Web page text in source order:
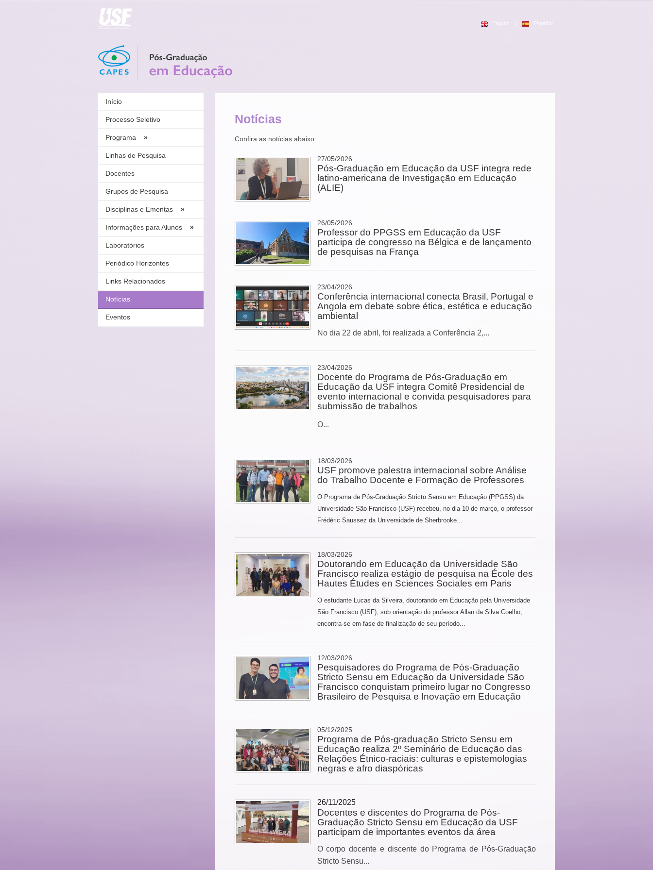
English | Español
Início
Processo Seletivo
Programa »
Linhas de Pesquisa
Docentes
Grupos de Pesquisa
Disciplinas e Ementas »
Informações para Alunos »
Laboratórios
Periódico Horizontes
Links Relacionados
Notícias
Eventos
Notícias
Confira as notícias abaixo:
27/05/2026
Pós-Graduação em Educação da USF integra rede
latino-americana de Investigação em Educação
(ALIE)
26/05/2026
Professor do PPGSS em Educação da USF
participa de congresso na Bélgica e de lançamento
de pesquisas na França
23/04/2026
Conferência internacional conecta Brasil, Portugal e
Angola em debate sobre ética, estética e educação
ambiental
No dia 22 de abril, foi realizada a Conferência 2,...
23/04/2026
Docente do Programa de Pós-Graduação em
Educação da USF integra Comitê Presidencial de
evento internacional e convida pesquisadores para
submissão de trabalhos
O...
18/03/2026
USF promove palestra internacional sobre Análise
do Trabalho Docente e Formação de Professores
O Programa de Pós-Graduação Stricto Sensu em Educação (PPGSS) da
Universidade São Francisco (USF) recebeu, no dia 10 de março, o professor
Frédéric Saussez da Universidade de Sherbrooke...
18/03/2026
Doutorando em Educação da Universidade São
Francisco realiza estágio de pesquisa na École des
Hautes Études en Sciences Sociales em Paris
O estudante Lucas da Silveira, doutorando em Educação pela Universidade
São Francisco (USF), sob orientação do professor Allan da Silva Coelho,
encontra-se em fase de finalização de seu período...
12/03/2026
Pesquisadores do Programa de Pós-Graduação
Stricto Sensu em Educação da Universidade São
Francisco conquistam primeiro lugar no Congresso
Brasileiro de Pesquisa e Inovação em Educação
05/12/2025
Programa de Pós-graduação Stricto Sensu em
Educação realiza 2º Seminário de Educação das
Relações Étnico-raciais: culturas e epistemologias
negras e afro diaspóricas
26/11/2025
Docentes e discentes do Programa de Pós-
Graduação Stricto Sensu em Educação da USF
participam de importantes eventos da área
O corpo docente e discente do Programa de Pós-Graduação
Stricto Sensu...